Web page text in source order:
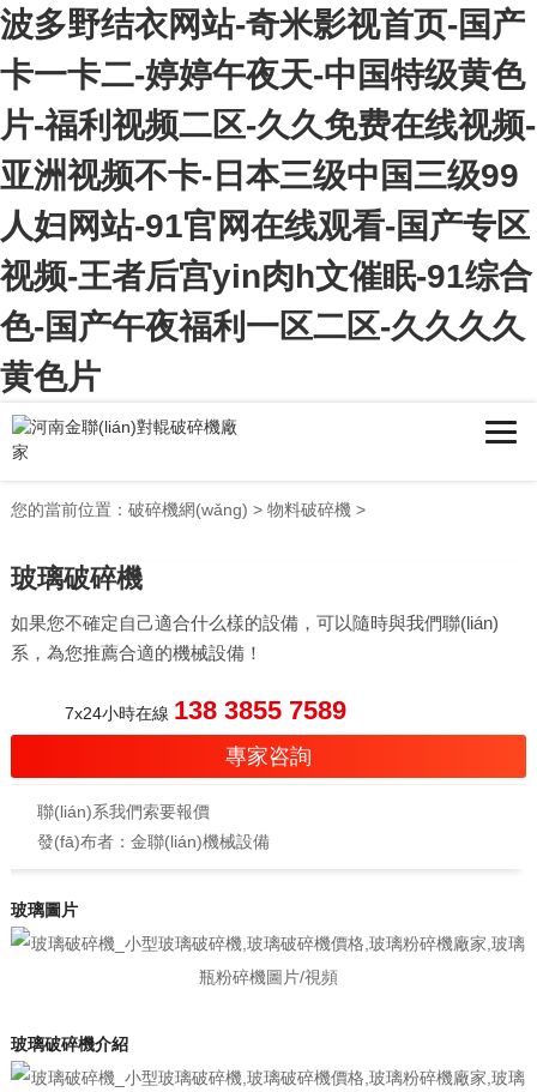
波多野结衣网站-奇米影视首页-国产
卡一卡二-婷婷午夜天-中国特级黄色
片-福利视频二区-久久免费在线视频-
亚洲视频不卡-日本三级中国三级99
人妇网站-91官网在线观看-国产专区
视频-王者后宫yin肉h文催眠-91综合
色-国产午夜福利一区二区-久久久久
黄色片
您的當前位置： 破碎機網(wǎng) > 物料破碎機 >
玻璃破碎機
如果您不確定自己適合什么樣的設備，可以隨時與我們聯(lián)
系，為您推薦合適的機械設備！
7x24小時在線 138 3855 7589
專家咨詢
聯(lián)系我們索要報價
發(fā)布者：金聯(lián)機械設備
玻璃圖片
玻璃破碎機介紹